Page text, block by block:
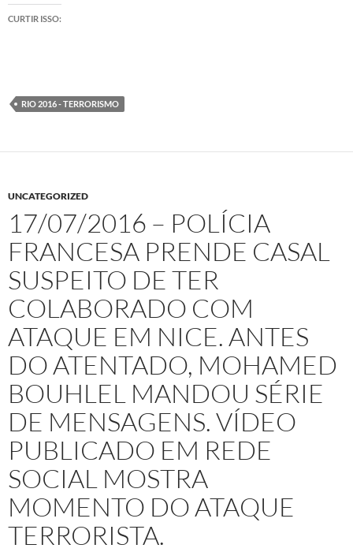
CURTIR ISSO:
RIO 2016 - TERRORISMO
UNCATEGORIZED
17/07/2016 – POLÍCIA
FRANCESA PRENDE CASAL
SUSPEITO DE TER
COLABORADO COM
ATAQUE EM NICE. ANTES
DO ATENTADO, MOHAMED
BOUHLEL MANDOU SÉRIE
DE MENSAGENS. VÍDEO
PUBLICADO EM REDE
SOCIAL MOSTRA
MOMENTO DO ATAQUE
TERRORISTA.